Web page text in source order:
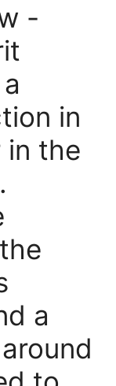
-
in
the
a